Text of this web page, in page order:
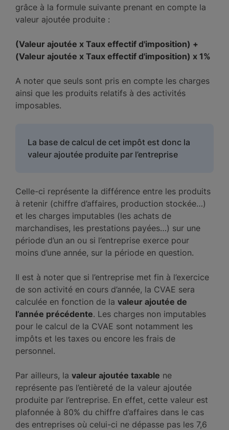
grâce à la formule suivante prenant en compte la
valeur ajoutée produite :
(Valeur ajoutée x Taux effectif d'imposition) +
(Valeur ajoutée x Taux effectif d'imposition) x 1%
A noter que seuls sont pris en compte les charges
ainsi que les produits relatifs à des activités
imposables.
La base de calcul de cet impôt est donc la
valeur ajoutée produite par l’entreprise
Celle-ci représente la différence entre les produits
à retenir (chiffre d’affaires, production stockée…)
et les charges imputables (les achats de
marchandises, les prestations payées…) sur une
période d’un an ou si l’entreprise exerce pour
moins d’une année, sur la période en question.
Il est à noter que si l’entreprise met fin à l’exercice
de son activité en cours d’année, la CVAE sera
calculée en fonction de la valeur ajoutée de
l’année précédente. Les charges non imputables
pour le calcul de la CVAE sont notamment les
impôts et les taxes ou encore les frais de
personnel.
Par ailleurs, la valeur ajoutée taxable ne
représente pas l’entièreté de la valeur ajoutée
produite par l’entreprise. En effet, cette valeur est
plafonnée à 80% du chiffre d’affaires dans le cas
des entreprises où celui-ci ne dépasse pas les 7,6